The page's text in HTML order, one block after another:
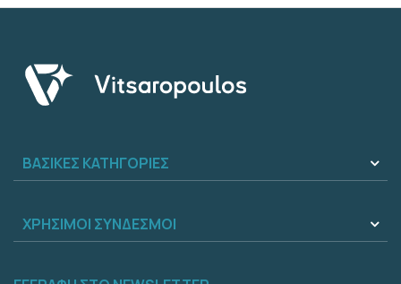
ΒΑΣΙΚΕΣ ΚΑΤΗΓΟΡΙΕΣ
ΧΡΗΣΙΜΟΙ ΣΥΝΔΕΣΜΟΙ